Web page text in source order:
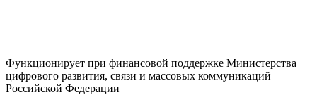
Функционирует при финансовой поддержке Министерства
цифрового развития, связи и массовых коммуникаций
Российской Федерации